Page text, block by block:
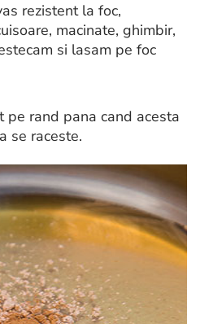
rezistent la foc,
macinate, ghimbir,
si lasam pe foc
rand pana cand acesta
se raceste.